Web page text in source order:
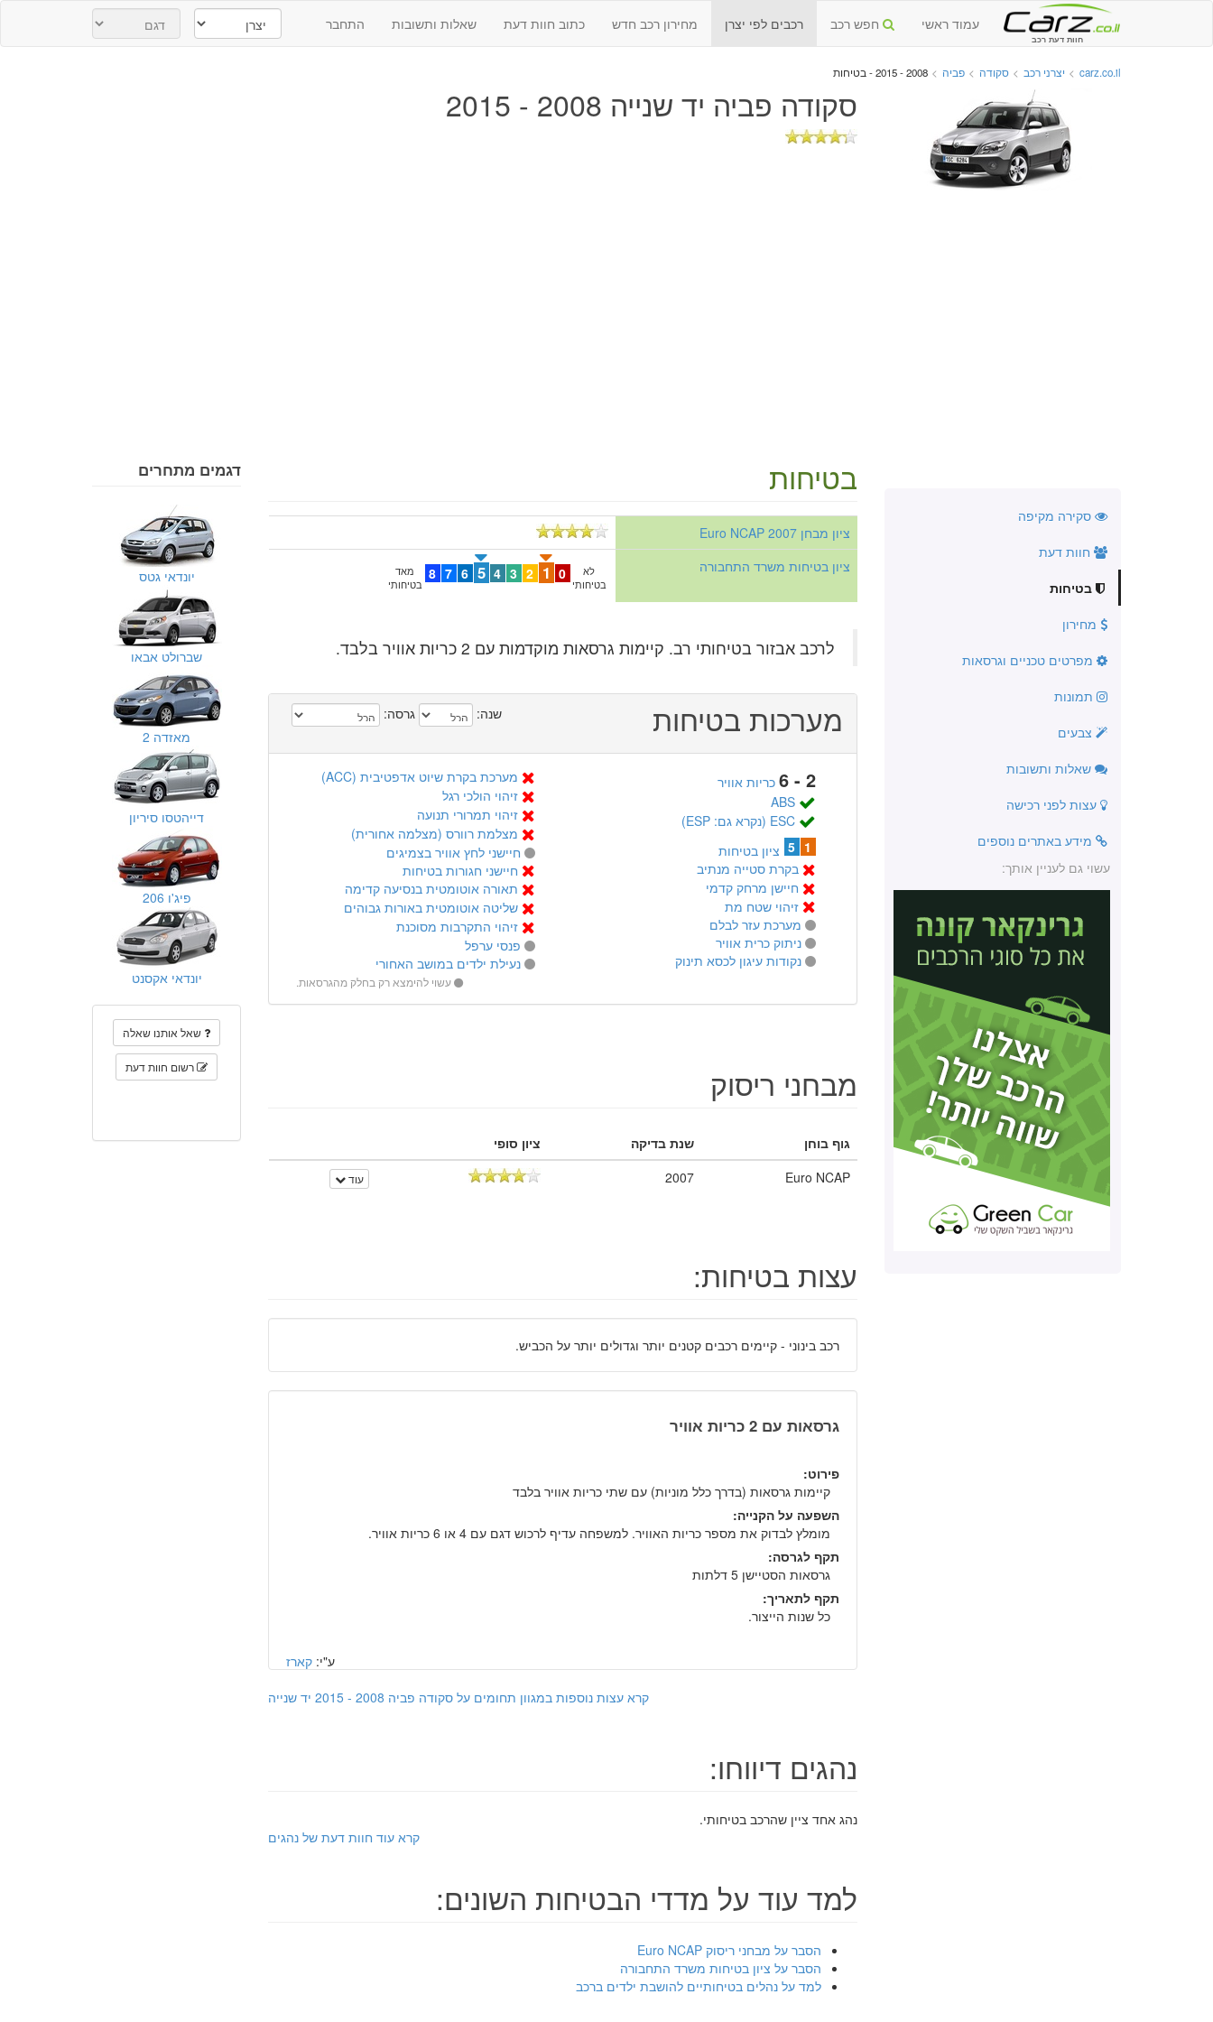
חוות דעת רכב
עמוד ראשי חפש רכב רכבים לפי יצרן מחירון רכב חדש כתוב חוות דעת שאלות ותשובות התחבר
carz.co.il
> יצרני רכב > סקודה > פביה > 2008 - 2015 - בטיחות
סקודה פביה יד שנייה 2008 - 2015
סקירה מקיפה
חוות דעת
בטיחות
מחירון
מפרטים טכניים וגרסאות
תמונות
צבעים
שאלות ותשובות
עצות לפני רכישה
מידע באתרים נוספים
עשוי גם לעניין אותך:
בטיחות
ציון מבחן Euro NCAP 2007
ציון בטיחות משרד התחבורה
לא
בטיחותי
0
1
2
3
4
5
6
7
8
מאד
בטיחותי
לרכב אבזור בטיחותי רב. קיימות גרסאות מוקדמות עם 2 כריות אוויר בלבד.
מערכות בטיחות שנה: גרסה:
2 - 6
כריות אוויר
ABS
ESC (נקרא גם: ESP)
1
5 ציון בטיחות
בקרת סטייה מנתיב
חיישן מרחק קדמי
זיהוי שטח מת
מערכת עזר לבלם
ניתוק כרית אוויר
נקודות עיגון לכסא תינוק
מערכת בקרת שיוט אדפטיבית (ACC)
זיהוי הולכי רגל
זיהוי תמרורי תנועה
מצלמת רוורס (מצלמה אחורית)
חיישני לחץ אוויר בצמיגים
חיישני חגורות בטיחות
תאורה אוטומטית בנסיעה קדימה
שליטה אוטומטית באורות גבוהים
זיהוי התקרבות מסוכנת
פנסי ערפל
נעילת ילדים במושב האחורי
עשוי להימצא רק בחלק מהגרסאות.
מבחני ריסוק
גוף בוחן שנת בדיקה
ציון סופי
Euro NCAP
2007 עוד
עצות בטיחות:
רכב בינוני - קיימים רכבים קטנים יותר וגדולים יותר על הכביש.
גרסאות עם 2 כריות אוויר
פירוט:
קיימות גרסאות (בדרך כלל מוניות) עם שתי כריות אוויר בלבד
השפעה על הקנייה:
מומלץ לבדוק את מספר כריות האוויר. למשפחה עדיף לרכוש דגם עם 4 או 6 כריות אוויר.
תקף לגרסה:
גרסאות הסטיישן 5 דלתות
תקף לתאריך:
כל שנות הייצור.
ע"י: קארז
קרא עצות נוספות במגוון תחומים על סקודה פביה 2008 - 2015 יד שנייה
נהגים דיווחו:
נהג אחד ציין שהרכב בטיחותי.
קרא עוד חוות דעת של נהגים
למד עוד על מדדי הבטיחות השונים:
הסבר על מבחני ריסוק Euro NCAP
הסבר על ציון בטיחות משרד התחבורה
למד על נהלים בטיחותיים להושבת ילדים ברכב
דגמים מתחרים
יונדאי גטס
שברולט אבאו
מאזדה 2
דייהטסו סיריון
פיג'ו 206
יונדאי אקסנט
שאל אותנו שאלה
רשום חוות דעת